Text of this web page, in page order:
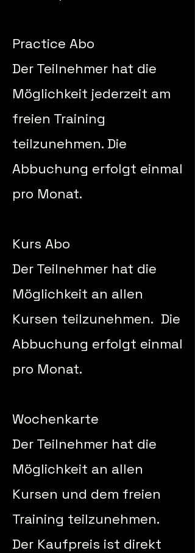
Practice Abo
Der Teilnehmer hat die
Möglichkeit jederzeit am
freien Training
teilzunehmen. Die
Abbuchung erfolgt einmal
pro Monat.
Kurs Abo
Der Teilnehmer hat die
Möglichkeit an allen
Kursen teilzunehmen. Die
Abbuchung erfolgt einmal
pro Monat.
Wochenkarte
Der Teilnehmer hat die
Möglichkeit an allen
Kursen und dem freien
Training teilzunehmen.
Der Kaufpreis ist direkt